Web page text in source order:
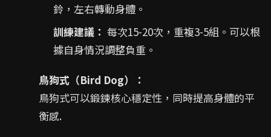
鈴，左右轉動身體。
訓練建議： 每次15-20次，重複3-5組。可以根
據自身情況調整負重。
鳥狗式（Bird Dog）：
鳥狗式可以鍛鍊核心穩定性，同時提高身體的平
衡感.